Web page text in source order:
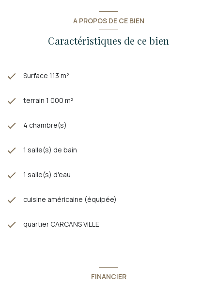
A PROPOS DE CE BIEN
Caractéristiques de ce bien
Surface 113 m²
terrain 1 000 m²
4 chambre(s)
1 salle(s) de bain
1 salle(s) d'eau
cuisine américaine (équipée)
quartier CARCANS VILLE
FINANCIER